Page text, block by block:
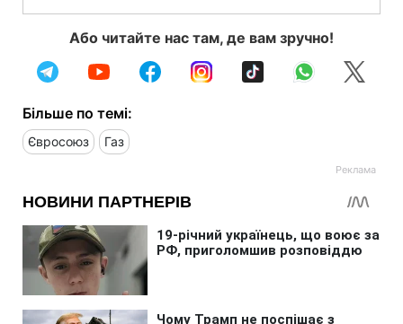
Або читайте нас там, де вам зручно!
Більше по темі:
Євросоюз Газ